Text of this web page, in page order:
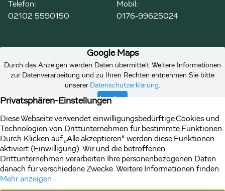
Telefon:
02102 5590150
Mobil:
0176-99625024